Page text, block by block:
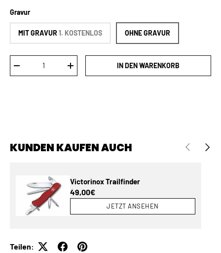
Gravur
MIT GRAVUR 1. KOSTENLOS OHNE GRAVUR
MENGE VERRINGERNMENGE ERHÖHENIN DEN WARENKORB
KUNDEN KAUFEN AUCH VORHERIGE
Victorinox Trailfinder
Normaler Preis
49,00€
JETZT ANSEHEN
Teilen: